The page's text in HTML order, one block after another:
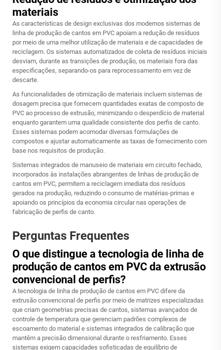
materiais
As características de design exclusivas dos modernos sistemas de
linha de produção de cantos em PVC apoiam a redução de resíduos
por meio de uma melhor utilização de materiais e de capacidades de
reciclagem. Os sistemas automatizados de coleta de resíduos iniciais
desviam, durante as transições de produção, os materiais fora das
especificações, separando-os para reprocessamento em vez de
descarte.
As funcionalidades de otimização de materiais incluem sistemas de
dosagem precisa que fornecem quantidades exatas de composto de
PVC ao processo de extrusão, minimizando o desperdício de material
enquanto garantem uma qualidade consistente dos perfis de canto.
Esses sistemas podem acomodar diversas formulações de
compostos e ajustar automaticamente as taxas de fornecimento com
base nos requisitos de produção.
Sistemas integrados de manuseio de materiais em circuito fechado,
incorporados às instalações abrangentes de linhas de produção de
cantos em PVC, permitem a reciclagem imediata dos resíduos
gerados na produção, reduzindo o consumo de matérias-primas e
apoiando os princípios da economia circular nas operações de
fabricação de perfis de canto.
Perguntas Frequentes
O que distingue a tecnologia de linha de
produção de cantos em PVC da extrusão
convencional de perfis?
A tecnologia de linha de produção de cantos em PVC difere da
extrusão convencional de perfis por meio de matrizes especializadas
que criam geometrias precisas de cantos, sistemas avançados de
controle de temperatura que gerenciam padrões complexos de
escoamento do material e sistemas integrados de calibração que
mantêm a precisão dimensional durante o resfriamento. Esses
sistemas exigem capacidades sofisticadas de equilíbrio de